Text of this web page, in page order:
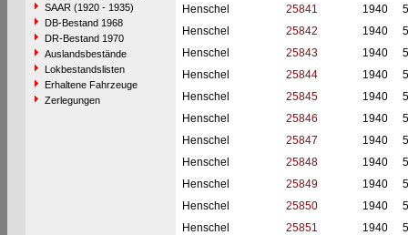
SAAR (1920 - 1935)
DB-Bestand 1968
DR-Bestand 1970
Auslandsbestände
Lokbestandslisten
Erhaltene Fahrzeuge
Zerlegungen
Henschel
25841 1940
Henschel
25842 1940
Henschel
25843 1940
Henschel
25844 1940
Henschel
25845 1940
Henschel
25846 1940
Henschel
25847 1940
Henschel
25848 1940
Henschel
25849 1940
Henschel
25850 1940
Henschel
25851 1940